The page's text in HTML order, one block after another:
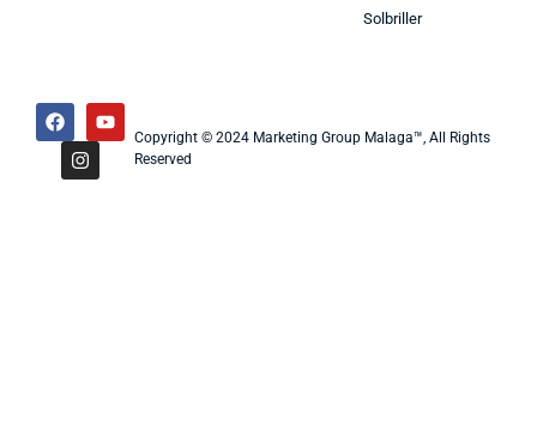
Solbriller
Copyright © 2024 Marketing Group Malaga™, All Rights
Reserved